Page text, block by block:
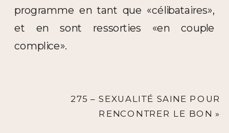
programme en tant que «célibataires»,
et en sont ressorties «en couple
complice».
275 – SEXUALITÉ SAINE POUR
RENCONTRER LE BON »